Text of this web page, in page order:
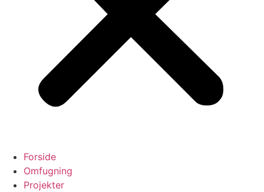
Forside
Omfugning
Projekter